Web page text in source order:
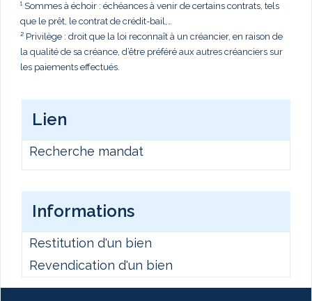
¹ Sommes à échoir : échéances à venir de certains contrats, tels
que le prêt, le contrat de crédit-bail,…
² Privilège : droit que la loi reconnaît à un créancier, en raison de
la qualité de sa créance, d’être préféré aux autres créanciers sur
les paiements effectués.
Lien
Recherche mandat
Informations
Restitution d'un bien
Revendication d'un bien